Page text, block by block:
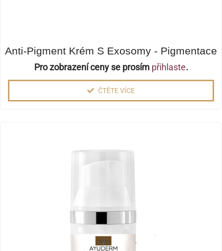
Anti-Pigment Krém S Exosomy - Pigmentace
Pro zobrazení ceny se prosím přihlaste.
ČTĚTE VÍCE